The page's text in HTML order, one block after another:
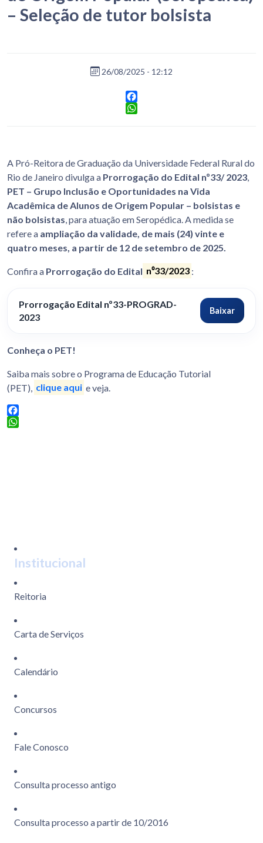
– Seleção de tutor bolsista
26/08/2025 - 12:12
Facebook
A Pró-Reitora de Graduação da Universidade Federal Rural do
Rio de Janeiro divulga a Prorrogação do Edital nº33/ 2023
PET – Grupo Inclusão e Oportunidades na Vida
Acadêmica de Alunos de Origem Popular – bolsistas e
não bolsistas , para atuação em Seropédica. A medida se
refere a ampliação da validade, de mais (24) vinte e
quatro meses, a partir de 12 de setembro de 2025.
Confira a Prorrogação do Edital n⁰33/2023 :
Prorrogação Edital nº33-PROGRAD-
2023
Baixar
Conheça o PET!
Saiba mais sobre o Programa de Educação Tutorial
(PET), clique aqui e veja.
Facebook
Institucional
Reitoria
Carta de Serviços
Calendário
Concursos
Fale Conosco
Consulta processo antigo
Consulta processo a partir de 10/2016